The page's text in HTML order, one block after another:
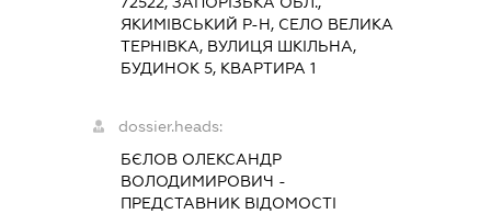
ЯКИМІВСЬКИЙ Р-Н, СЕЛО ВЕЛИКА
ТЕРНІВКА, ВУЛИЦЯ ШКІЛЬНА,
БУДИНОК 5, КВАРТИРА 1
dossier.heads:
БЄЛОВ ОЛЕКСАНДР
ВОЛОДИМИРОВИЧ -
ПРЕДСТАВНИК ВІДОМОСТІ